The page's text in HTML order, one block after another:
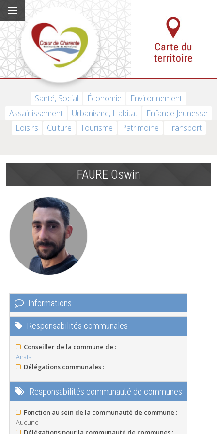
Santé, Social Économie
Environnement
Assainissement
Urbanisme, Habitat
Enfance Jeunesse
Loisirs
Culture Tourisme Patrimoine Transport
FAURE Oswin
Informations
Responsabilités communales
Conseiller de la commune de :
Anais
Délégations communales :
Responsabilités communauté de communes
Fonction au sein de la communauté de commune :
Aucune
Délégations pour la communauté de communes :